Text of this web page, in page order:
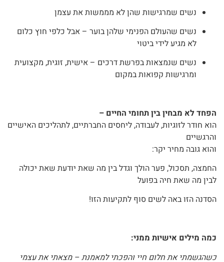
נשים שמרגישות שהן לא מממשות את עצמן
נשים שהעולם הפנימי שלהן בוער – אבל כלפי חוץ כלום
לא מגיע לידי ביטוי
נשים שנמצאות בפרשת דרכים – אישית, זוגית, מקצועית
ומרגישות קפואות במקום
הפחד לא מבחין בין תחומי החיים –
הוא חודר לזוגיות, לעבודה, ליחסים החברתיים, לתהליכים האישיים
והרגשיים
והוא גובה מחיר יקר:
החמצה, תסכול, פער הולך וגדל בין מה שאת יודעת שאת יכולה
לבין מה שאת חיה בפועל
הסדנה הזו באה לשים סוף לתקיעות הזו!
כמה מילים אישיות ממני:
כשהגשמתי את חלום חיי והפכתי למאמנת – מצאתי את עצמי